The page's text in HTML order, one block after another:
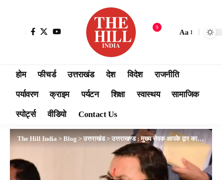
9
Aa
होम फीचर्ड उत्तराखंड देश विदेश राजनीति
पर्यावरण क्राइम पर्यटन शिक्षा स्वास्थय सामाजिक
स्पोर्ट्स वीडियो Contact Us
The Hill India>Blog>उत्तराखंड>उत्तराखण्ड : मुख्य सेवक आपके द्वार कार्यक्रम के अंतर्गत पिथौरागढ़ में सीएम धामी से सुनी आमजन की शिकायतें